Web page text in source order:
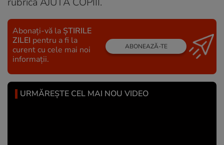
Abonați-vă la ȘTIRILE
ZILEI pentru a fi la
curent cu cele mai noi
informații.
ABONEAZĂ-TE
URMĂREȘTE CEL MAI NOU VIDEO